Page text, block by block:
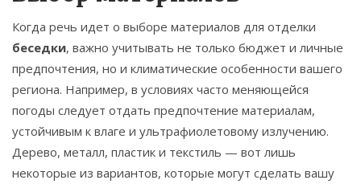
Когда речь идет о выборе материалов для отделки
беседки, важно учитывать не только бюджет и личные
предпочтения, но и климатические особенности вашего
региона. Например, в условиях часто меняющейся
погоды следует отдать предпочтение материалам,
устойчивым к влаге и ультрафиолетовому излучению.
Дерево, металл, пластик и текстиль — вот лишь
некоторые из вариантов, которые могут сделать вашу